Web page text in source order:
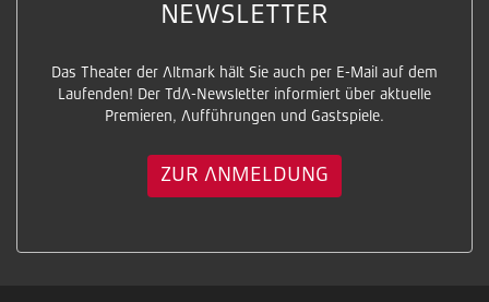
NEWSLETTER
Das Theater der Altmark hält Sie auch per E-Mail auf dem
Laufenden! Der TdA-Newsletter informiert über aktuelle
Premieren, Aufführungen und Gastspiele.
ZUR ANMELDUNG